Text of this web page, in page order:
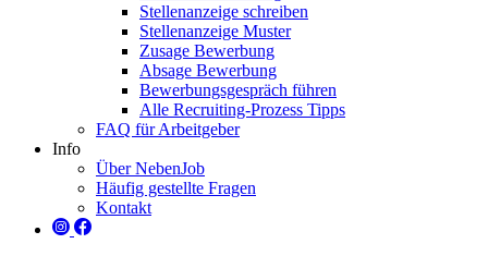
Stellenanzeige schreiben
Stellenanzeige Muster
Zusage Bewerbung
Absage Bewerbung
Bewerbungsgespräch führen
Alle Recruiting-Prozess Tipps
FAQ für Arbeitgeber
Info
Über NebenJob
Häufig gestellte Fragen
Kontakt